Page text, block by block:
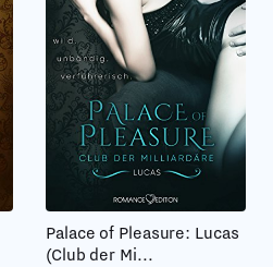
Palace of Pleasure: Lucas
(Club der Mi...